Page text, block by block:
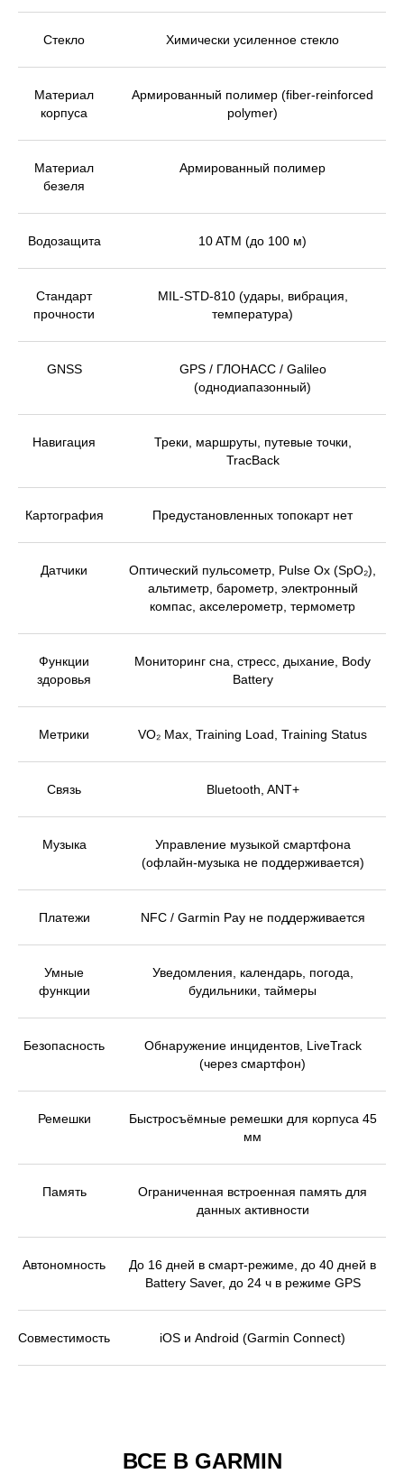
Стекло Химически усиленное стекло
Материал
корпуса
Армированный полимер (fiber-reinforced
polymer)
Материал
безеля
Армированный полимер
Водозащита 10 ATM (до 100 м)
Стандарт
прочности
MIL-STD-810 (удары, вибрация,
температура)
GNSS
GPS / ГЛОНАСС / Galileo
(однодиапазонный)
Навигация
Треки, маршруты, путевые точки,
TracBack
Картография Предустановленных топокарт нет
Датчики
Оптический пульсометр, Pulse Ox (SpO₂),
альтиметр, барометр, электронный
компас, акселерометр, термометр
Функции
здоровья
Мониторинг сна, стресс, дыхание, Body
Battery
Метрики VO₂ Max, Training Load, Training Status
Связь Bluetooth, ANT+
Музыка
Управление музыкой смартфона
(офлайн-музыка не поддерживается)
Платежи NFC / Garmin Pay не поддерживается
Умные
функции
Уведомления, календарь, погода,
будильники, таймеры
Безопасность
Обнаружение инцидентов, LiveTrack
(через смартфон)
Ремешки
Быстросъёмные ремешки для корпуса 45
мм
Память
Ограниченная встроенная память для
данных активности
Автономность
До 16 дней в смарт-режиме, до 40 дней в
Battery Saver, до 24 ч в режиме GPS
Совместимость iOS и Android (Garmin Connect)
ВСЕ В GARMIN